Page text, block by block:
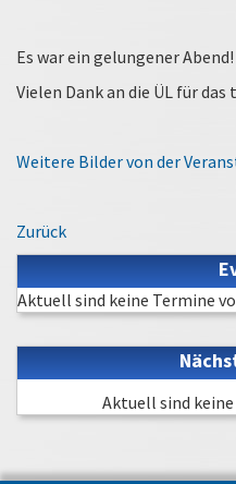
Es war ein gelungener Abend!
Vielen Dank an die ÜL für
Weitere Bilder von der
Zurück
Aktuell sind keine Termine
Aktuell sind